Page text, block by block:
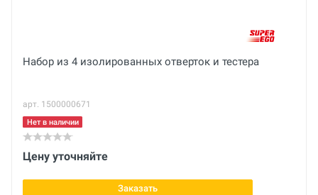
Набор из 4 изолированных отверток и тестера
арт. 1500000671
Нет в наличии
Цену уточняйте
Заказать